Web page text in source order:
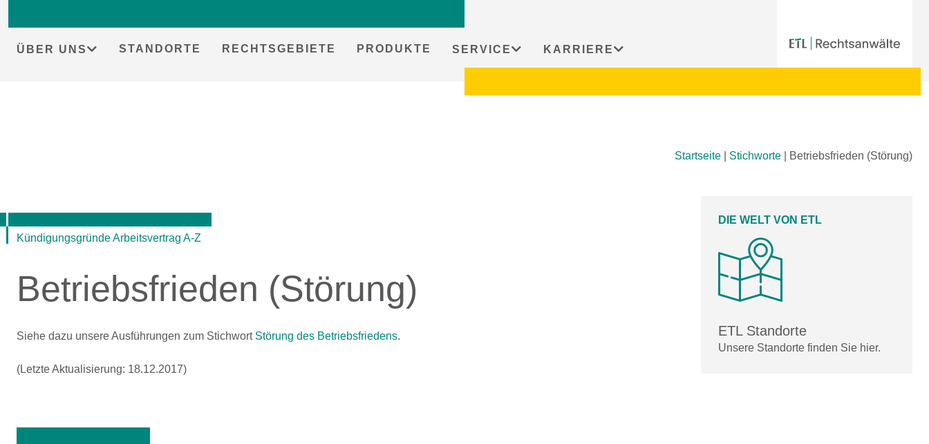
ÜBER UNS STANDORTE RECHTSGEBIETE PRODUKTE SERVICE KARRIERE
Startseite Stichworte Betriebsfrieden (Störung)
Kündigungsgründe Arbeitsvertrag A-Z
Betriebsfrieden (Störung)
Siehe dazu unsere Ausführungen zum Stichwort Störung des Betriebsfriedens.
(Letzte Aktualisierung: 18.12.2017)
DIE WELT VON ETL
ETL Standorte
Unsere Standorte finden Sie hier.